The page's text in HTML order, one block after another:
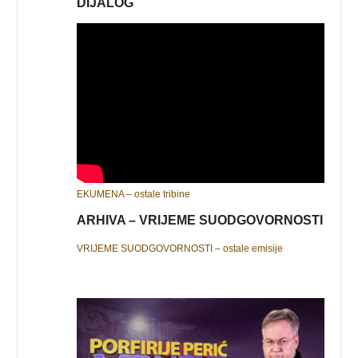
EKUMENA – ostale tribine
ARHIVA – VRIJEME SUODGOVORNOSTI
VRIJEME SUODGOVORNOSTI – ostale emisije